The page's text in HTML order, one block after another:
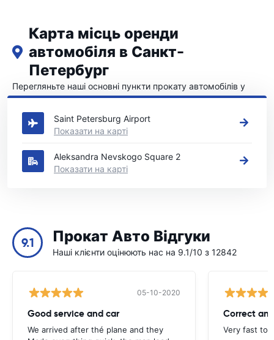
Карта місць оренди
автомобіля в Санкт-
Петербург
Перегляньте наші основні пункти прокату автомобілів у
Санкт-Петербург
Saint Petersburg Airport
Показати на карті
Aleksandra Nevskogo Square 2
Показати на карті
9.1 Прокат Авто Відгуки
Наші клієнти оцінюють нас на 9.1/10 з 12842
05-10-2020
Good service and car
We arrived after thé plane and they
Correct
Very fast to